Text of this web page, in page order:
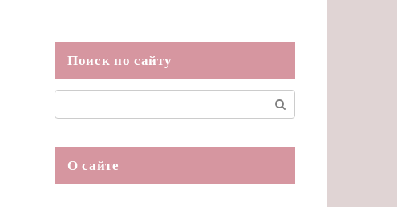
Поиск по сайту
О сайте